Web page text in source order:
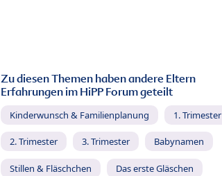
Zu diesen Themen haben andere Eltern
Erfahrungen im HiPP Forum geteilt
Kinderwunsch & Familienplanung 1. Trimester
2. Trimester 3. Trimester Babynamen
Stillen & Fläschchen Das erste Gläschen